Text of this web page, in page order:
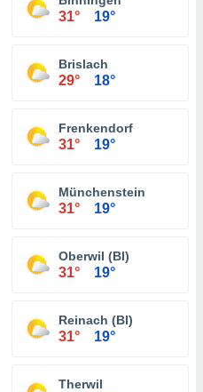
31° 19°
Brislach
29° 18°
Frenkendorf
31° 19°
Münchenstein
31° 19°
Oberwil (Bl)
31° 19°
Reinach (Bl)
31° 19°
Therwil